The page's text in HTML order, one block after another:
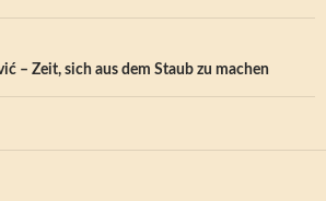
– Zeit, sich aus dem Staub zu machen